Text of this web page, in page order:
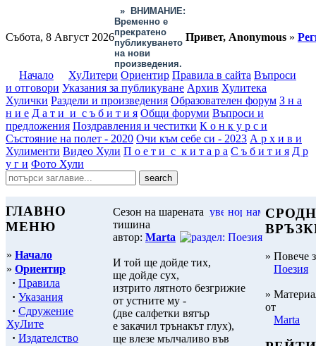
Събота, 8 Август 2026
»
ВНИМАНИЕ:
Временно е
прекратено
публикуването
на нови
произведения.
Привет, Anonymous »
Начало ХуЛитери Ориентир Правила в сайта Въпроси
и отговори Указания за публикуване Архив Хулитека
Хулички Раздели и произведения Образователен форум З н а
н и е Д а т и и с ъ б и т и я Общи форуми Въпроси и
предложения Поздравления и честитки К о н к у р с и
Състояние на полет - 2020 Очи към себе си - 2023 А р х и в и
Хулименти Видео Хули П о е т и с к и т а р а С ъ б и т и я Д р
у г и Фото Хули
ГЛАВНО
МЕНЮ
» Начало
» Ориентир
· Правила
· Указания
· Сдружение
ХуЛите
· Издателство
Сезон на шарената
тишина
автор: Marta
И той ще дойде тих,
ще дойде сух,
изтрито лятното безгрижие
от устните му -
(две салфетки вятър
е закачил трънакът глух),
ще влезе мълчаливо във
» Повече
Поезия
»
от
Marta